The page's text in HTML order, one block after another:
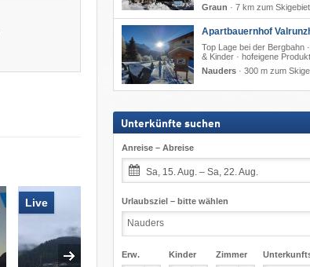
Live
FlyingCam
Graun · 7 km zum Skigebiet
Apartbauernhof
Top Lage bei der Bergbahn
& Kinder · hofeigene
Nauders· 300 m zum
Unterkünfte suchen
Anreise – Abreise
Sa, 15. Aug. – Sa, 22. Aug.
Urlaubsziel – bitte wählen
Erw. Kinder Zimmer